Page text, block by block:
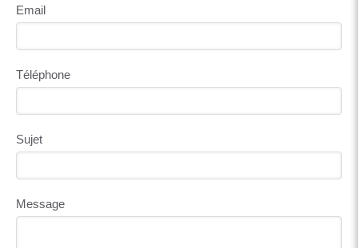
Email
Téléphone
Sujet
Message